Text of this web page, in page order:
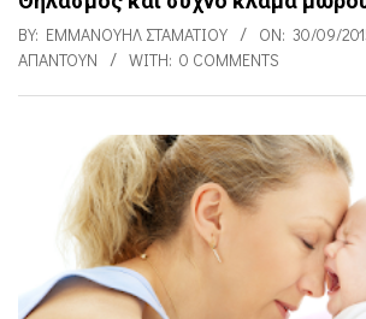
BY: ΕΜΜΑΝΟΥΉΛ ΣΤΑΜΑΤΊΟΥ ON: 30/09/
ΑΠΑΝΤΟΎΝ
WITH: 0 COMMENTS
α